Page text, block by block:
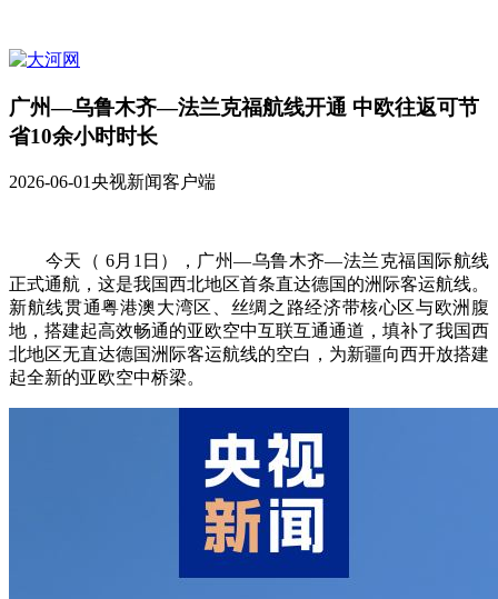
广州—乌鲁木齐—法兰克福航线开通 中欧往返可节
省10余小时时长
2026-06-01央视新闻客户端
今天（ 6月1日），广州—乌鲁木齐—法兰克福国际航线
正式通航，这是我国西北地区首条直达德国的洲际客运航线。
新航线贯通粤港澳大湾区、丝绸之路经济带核心区与欧洲腹
地，搭建起高效畅通的亚欧空中互联互通通道，填补了我国西
北地区无直达德国洲际客运航线的空白，为新疆向西开放搭建
起全新的亚欧空中桥梁。